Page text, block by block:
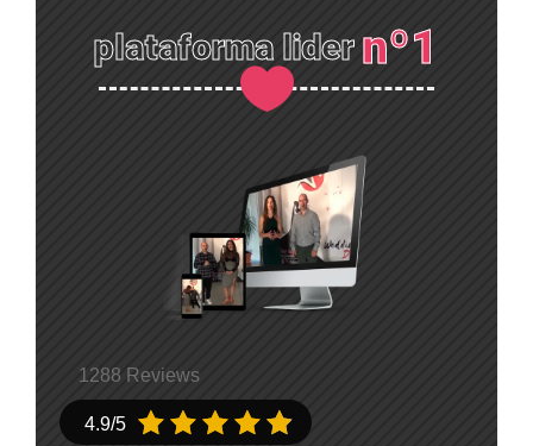
plataforma lider nº1

4.9/5     
1288 Reviews